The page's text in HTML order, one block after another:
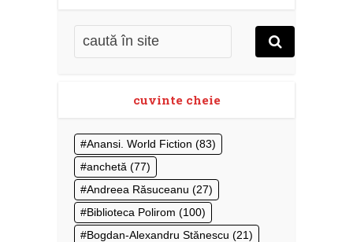
cuvinte cheie
Anansi. World Fiction (83)
anchetă (77)
Andreea Răsuceanu (27)
Biblioteca Polirom (100)
Bogdan-Alexandru Stănescu (21)